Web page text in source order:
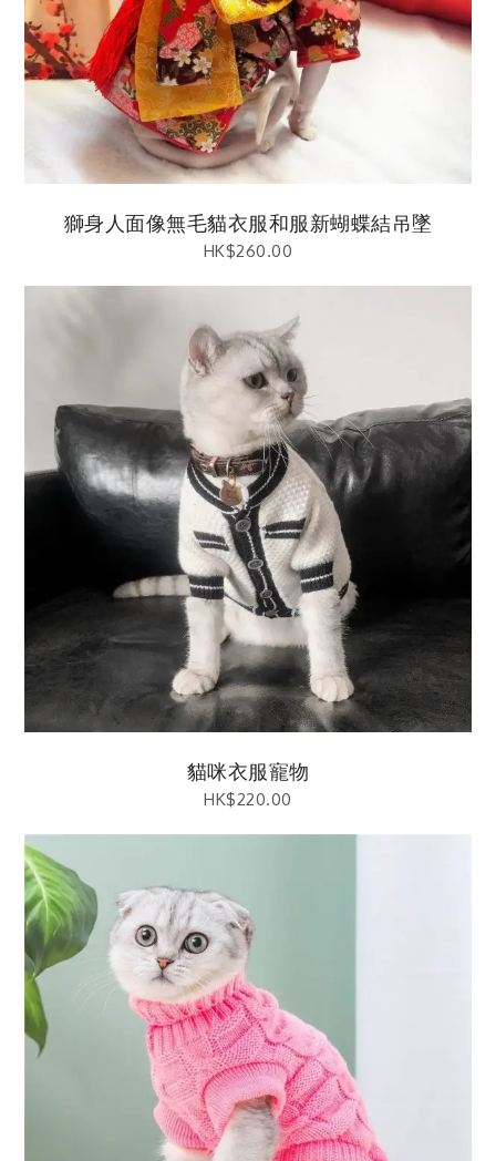
獅身人面像無毛貓衣服和服新蝴蝶結吊墜
HK$260.00
貓咪衣服寵物
HK$220.00